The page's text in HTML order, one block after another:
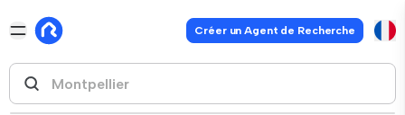
Créer un Agent de Recherche